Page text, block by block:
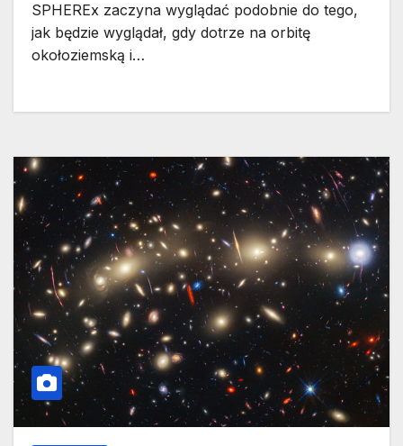
SPHEREx zaczyna wyglądać podobnie do tego,
jak będzie wyglądał, gdy dotrze na orbitę
okołoziemską i…